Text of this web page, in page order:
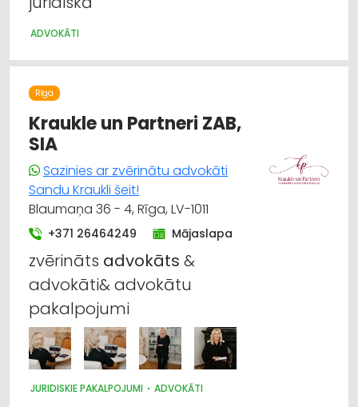
ADVOKĀTI
Rīga
Kraukle un Partneri ZAB,
SIA
Sazinies ar zvērinātu advokāti
Sandu Kraukli šeit!
Blaumaņa 36 - 4, Rīga, LV-1011
+371 26464249 Mājaslapa
zvērināts advokāts &
advokāti& advokātu
pakalpojumi
JURIDISKIE PAKALPOJUMI ADVOKĀTI